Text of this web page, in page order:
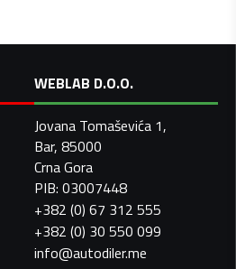
WEBLAB D.O.O.
Jovana Tomaševića 1,
Bar, 85000
Crna Gora
PIB: 03007448
+382 (0) 67 312 555
+382 (0) 30 550 099
info@autodiler.me